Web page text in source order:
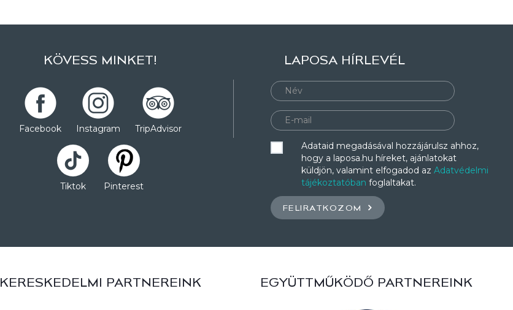
KÖVESS MINKET!
Facebook Instagram TripAdvisor
Tiktok Pinterest
LAPOSA HÍRLEVÉL
Adataid megadásával hozzájárulsz ahhoz,
hogy a laposa.hu híreket, ajánlatokat
küldjön, valamint elfogadod az Adatvédelmi
tájékoztatóban foglaltakat.
FELIRATKOZOM
KERESKEDELMI PARTNEREINK EGYÜTTMŰKÖDŐ PARTNEREINK